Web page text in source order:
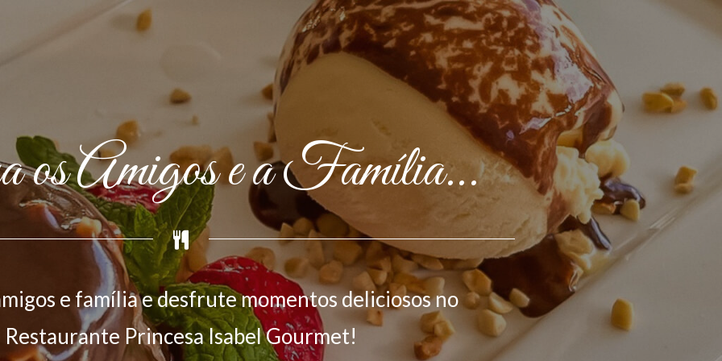
os Amigos e a Família…
e família e desfrute momentos deliciosos no
Restaurante Princesa Isabel Gourmet!